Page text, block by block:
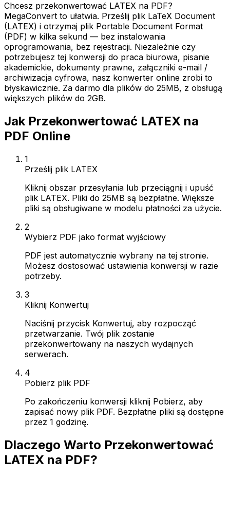
Chcesz przekonwertować LATEX na PDF?
MegaConvert to ułatwia. Prześlij plik LaTeX Document
(LATEX) i otrzymaj plik Portable Document Format
(PDF) w kilka sekund — bez instalowania
oprogramowania, bez rejestracji. Niezależnie czy
potrzebujesz tej konwersji do praca biurowa, pisanie
akademickie, dokumenty prawne, załączniki e-mail /
archiwizacja cyfrowa, nasz konwerter online zrobi to
błyskawicznie. Za darmo dla plików do 25MB, z obsługą
większych plików do 2GB.
Jak Przekonwertować LATEX na
PDF Online
1
Prześlij plik LATEX
Kliknij obszar przesyłania lub przeciągnij i upuść
plik LATEX. Pliki do 25MB są bezpłatne. Większe
pliki są obsługiwane w modelu płatności za użycie.
2
Wybierz PDF jako format wyjściowy
PDF jest automatycznie wybrany na tej stronie.
Możesz dostosować ustawienia konwersji w razie
potrzeby.
3
Kliknij Konwertuj
Naciśnij przycisk Konwertuj, aby rozpocząć
przetwarzanie. Twój plik zostanie
przekonwertowany na naszych wydajnych
serwerach.
4
Pobierz plik PDF
Po zakończeniu konwersji kliknij Pobierz, aby
zapisać nowy plik PDF. Bezpłatne pliki są dostępne
przez 1 godzinę.
Dlaczego Warto Przekonwertować
LATEX na PDF?